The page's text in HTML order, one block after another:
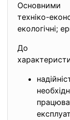
Основними
техніко-
екологічні;
До